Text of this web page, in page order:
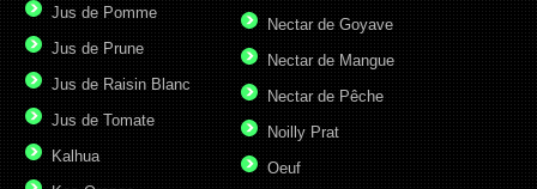
Jus de Pomme
Jus de Prune
Jus de Raisin Blanc
Jus de Tomate
Kalhua
Nectar de Goyave
Nectar de Mangue
Nectar de Pêche
Noilly Prat
Oeuf